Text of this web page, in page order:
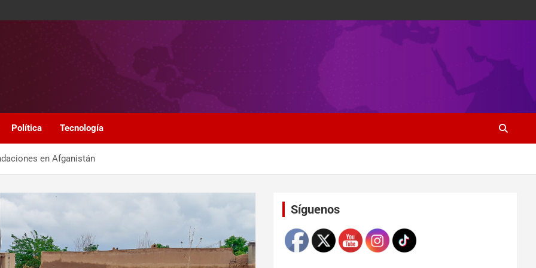
Política Tecnología
en Afganistán
SíguenosSet Youtube Channel ID